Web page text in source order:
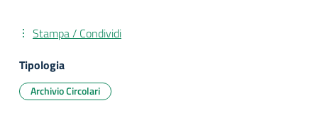
Stampa / Condividi
Tipologia
Archivio Circolari